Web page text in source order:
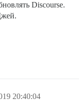
Discourse.
20:40:04